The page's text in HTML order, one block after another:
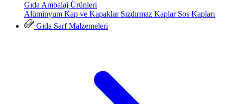
Gıda Ambalaj Ürünleri
Alüminyum Kap ve Kapaklar Sızdırmaz Kaplar Sos Kapları
Gıda Sarf Malzemeleri